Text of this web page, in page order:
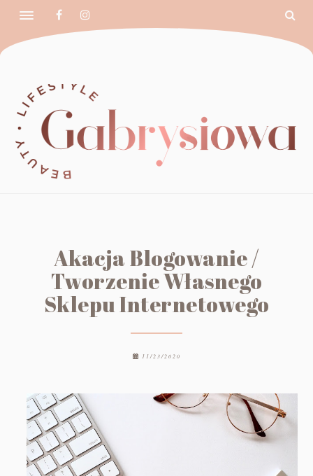
Akacja Blogowanie /
Tworzenie Własnego
Sklepu Internetowego
11/23/2020